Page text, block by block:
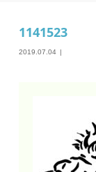
1141523
2019.07.04